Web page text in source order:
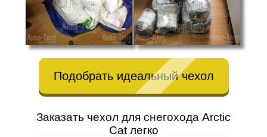
Подобрать идеальный чехол
Заказать чехол для снегохода Arctic
Cat легко